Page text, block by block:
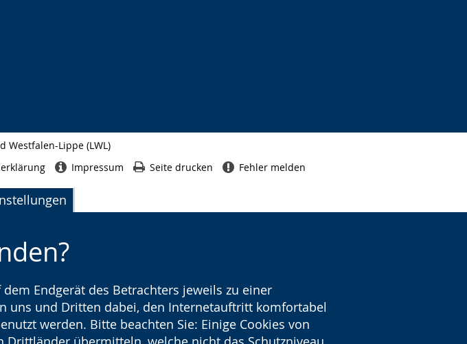
Endgerät des Betrachters jeweils zu einer
uns und Dritten dabei, den Internetauftritt komfortabel
werden. Bitte beachten Sie: Einige Cookies von
Westfalen-Lippe (LWL)
Impressum Seite drucken Fehler melden